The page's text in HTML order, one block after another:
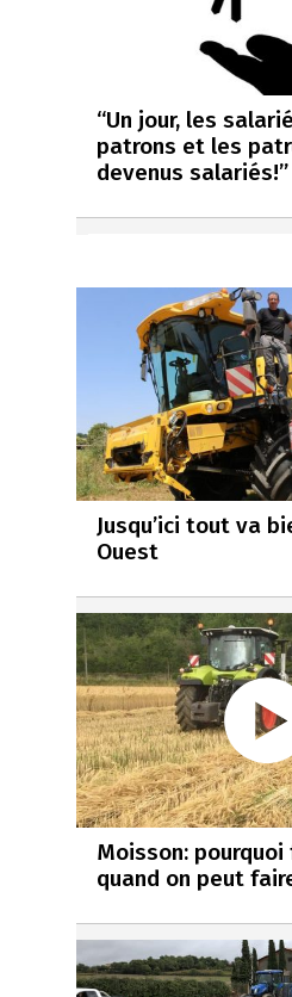
“Un jour, les
patrons et les
devenus salariés!”
Jusqu’ici tout va
Ouest
Moisson:
quand on peut